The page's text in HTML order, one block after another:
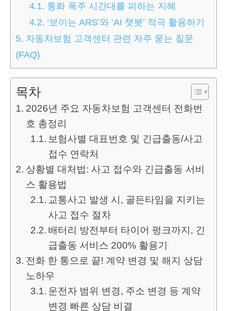
4.1. 통화 폭주 시간대를 피하는 지혜
4.2. ‘보이는 ARS’와 ‘AI 챗봇’ 적극 활용하기
5. 자동차보험 고객센터 관련 자주 묻는 질문
(FAQ)
목차
2026년 주요 자동차보험 고객센터 전화번
호 총정리
보험사별 대표번호 및 긴급출동/사고
접수 연락처
상황별 대처법: 사고 접수와 긴급출동 서비
스 활용법
교통사고 발생 시, 골든타임을 지키는
사고 접수 절차
배터리 방전부터 타이어 펑크까지, 긴
급출동 서비스 200% 활용기
전화 한 통으로 끝! 계약 변경 및 해지 상담
노하우
운전자 범위 변경, 주소 변경 등 계약
변경 빠른 상담 비결